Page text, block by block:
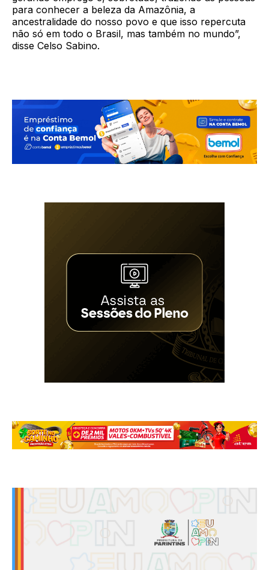
para conhecer a beleza da Amazônia, a
ancestralidade do nosso povo e que isso repercuta
não só em todo o Brasil, mas também no mundo”,
disse Celso Sabino.